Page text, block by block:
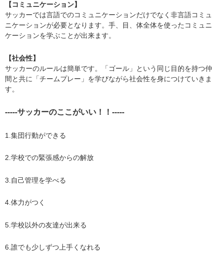
【コミュニケーション】
​サッカーでは言語でのコミュニケーションだけでなく非言語コミュ
ニケーションが必要となります。手、目、体全体を使ったコミュニ
ケーションを学ぶことが出来ます。
【​社会性】
サッカーのルールは簡単です。「ゴール」という同じ目的を持つ仲
間と共に「チームプレー」を学びながら社会性を身につけていきま
す。
-----サッカーのここがいい！！-----
1.集団行動ができる
2.学校での緊張感からの解放
3.自己管理を学べる
4.体力がつく
5.学校以外の友達が出来る
6.誰でも少しずつ上手くなれる